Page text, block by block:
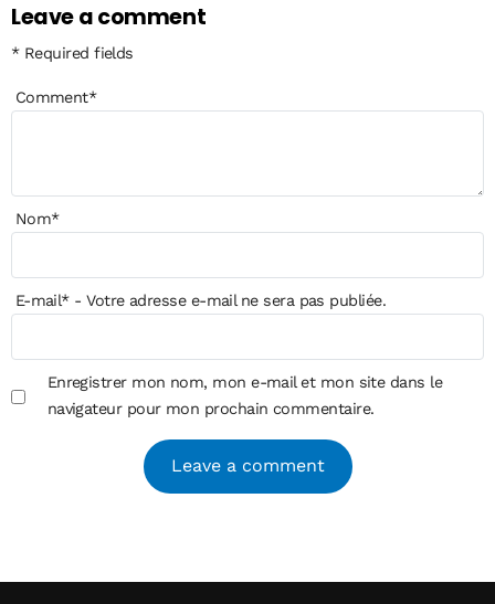
Leave a comment
* Required fields
Comment*
Nom*
E-mail*- Votre adresse e-mail ne sera pas publiée.
Enregistrer mon nom, mon e-mail et mon site dans le
navigateur pour mon prochain commentaire.